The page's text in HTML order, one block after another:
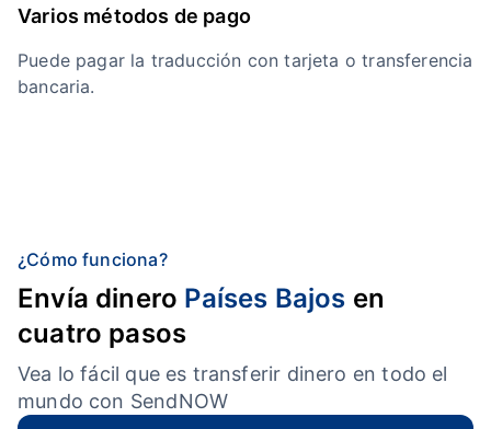
Varios métodos de pago
Puede pagar la traducción con tarjeta o transferencia
bancaria.
¿Cómo funciona?
Envía dinero Países Bajos en
cuatro pasos
Vea lo fácil que es transferir dinero en todo el
mundo con SendNOW